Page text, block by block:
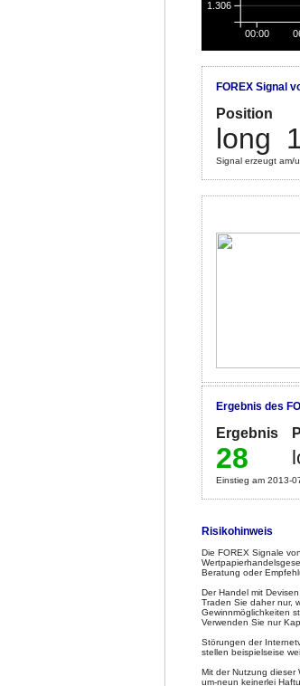
00:00
1.306
FOREX Signal
Position
long
Signal erzeugt am/
Ergebnis des
Ergebnis
28
Einstieg am 2013-
Risikohinweis
Die FOREX Signale
Beratung oder
Der Handel mit
Traden Sie daher nur,
Gewinnmöglichkeiten
Verwenden Sie nur
Störungen der
stellen beispielseise
Mit der Nutzung dieser
um-neun keinerlei